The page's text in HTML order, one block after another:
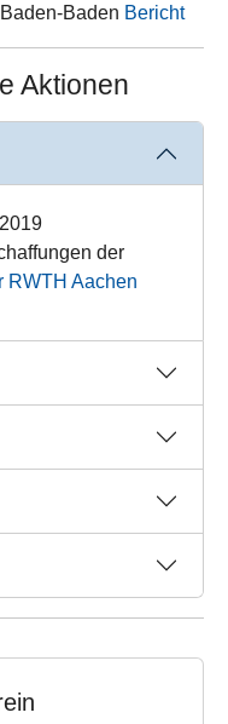
Baden Bericht
Aktionen
der
RWTH Aachen